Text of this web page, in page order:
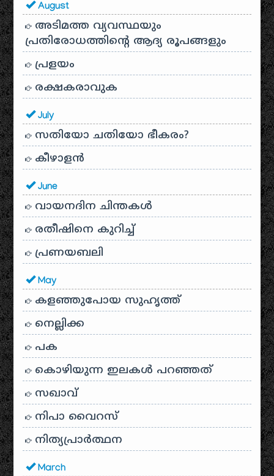
August
അടിമത്ത വ്യവസ്ഥയും
പ്രതിരോധത്തിന്റെ ആദ്യ രൂപങ്ങളും
പ്രളയം
രക്ഷകരാവുക
July
സതിയോ ചതിയോ ഭീകരം?
കീഴാളന്‍
June
വായനദിന ചിന്തകൾ
രതീഷിനെ കുറിച്ച്
പ്രണയബലി
May
കളഞ്ഞുപോയ സുഹൃത്ത്
നെല്ലിക്ക
പക
കൊഴിയുന്ന ഇലകൾ പറഞ്ഞത്
സഖാവ്
നിപാ വൈറസ്
നിത്യപ്രാർത്ഥന
March